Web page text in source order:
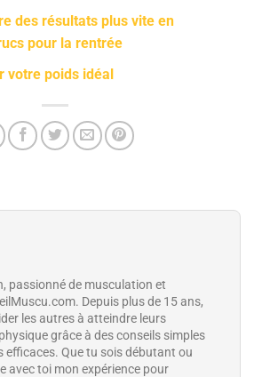
des résultats plus vite en
pour la rentrée
votre poids idéal
passionné de musculation et
Depuis plus de 15 ans,
les autres à atteindre leurs
grâce à des conseils simples
efficaces. Que tu sois débutant ou
avec toi mon expérience pour